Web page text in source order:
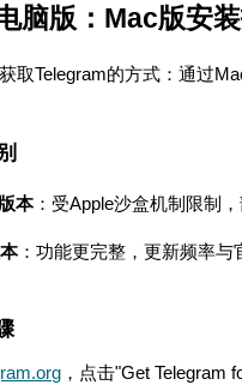
脑版：Mac版安
取Telegram的方式：通过
本：受Apple沙盒机制限制
：功能更完整，更新频率与
，点击"Get Telegram